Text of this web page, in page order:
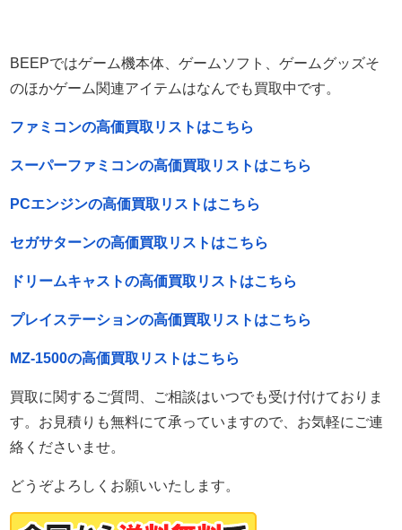
BEEPではゲーム機本体、ゲームソフト、ゲームグッズそ
のほかゲーム関連アイテムはなんでも買取中です。
ファミコンの高価買取リストはこちら
スーパーファミコンの高価買取リストはこちら
PCエンジンの高価買取リストはこちら
セガサターンの高価買取リストはこちら
ドリームキャストの高価買取リストはこちら
プレイステーションの高価買取リストはこちら
MZ-1500の高価買取リストはこちら
買取に関するご質問、ご相談はいつでも受け付けておりま
す。お見積りも無料にて承っていますので、お気軽にご連
絡くださいませ。
どうぞよろしくお願いいたします。